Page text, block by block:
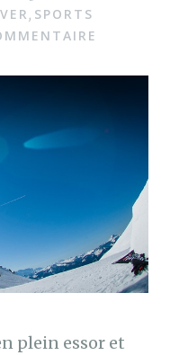
, SPORTS
plein essor et